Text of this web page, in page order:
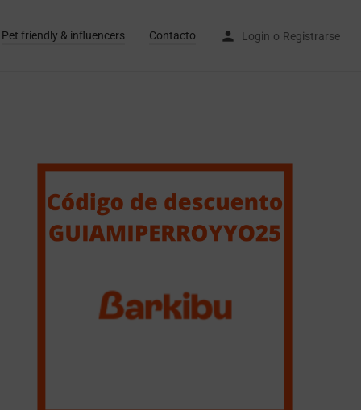
Pet friendly & influencers Contacto Login o Registrarse